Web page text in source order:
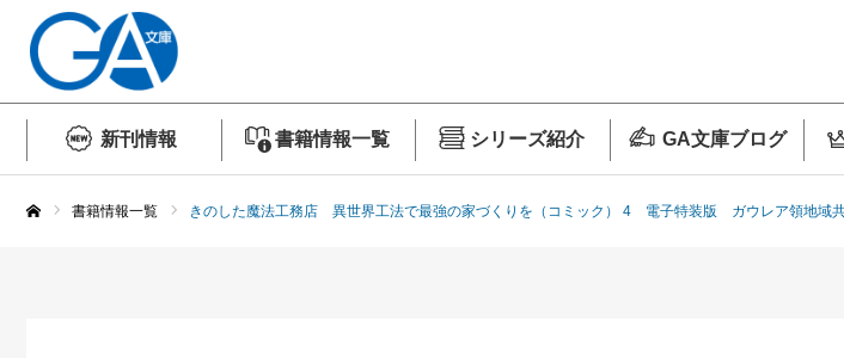
新刊情報 書籍情報一覧 シリーズ紹介 GA文庫ブログ
書籍情報一覧 きのした魔法工務店 異世界工法で最強の家づくりを（コミック） 4 電子特装版 ガウレア領地域